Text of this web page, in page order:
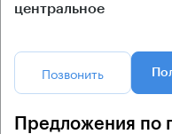
центральное
Позвонить
Предложения по